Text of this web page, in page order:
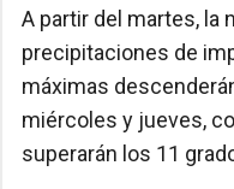
A partir del martes, la
precipitaciones de
máximas
miércoles y jueves,
superarán los 11